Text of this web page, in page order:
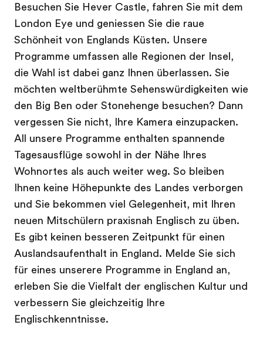
Besuchen Sie Hever Castle, fahren Sie mit dem
London Eye und geniessen Sie die raue
Schönheit von Englands Küsten. Unsere
Programme umfassen alle Regionen der Insel,
die Wahl ist dabei ganz Ihnen überlassen. Sie
möchten weltberühmte Sehenswürdigkeiten wie
den Big Ben oder Stonehenge besuchen? Dann
vergessen Sie nicht, Ihre Kamera einzupacken.
All unsere Programme enthalten spannende
Tagesausflüge sowohl in der Nähe Ihres
Wohnortes als auch weiter weg. So bleiben
Ihnen keine Höhepunkte des Landes verborgen
und Sie bekommen viel Gelegenheit, mit Ihren
neuen Mitschülern praxisnah Englisch zu üben.
Es gibt keinen besseren Zeitpunkt für einen
Auslandsaufenthalt in England. Melde Sie sich
für eines unserere Programme in England an,
erleben Sie die Vielfalt der englischen Kultur und
verbessern Sie gleichzeitig Ihre
Englischkenntnisse.